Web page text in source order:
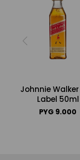
Johnnie Walker
Label 50ml
PYG 9.000